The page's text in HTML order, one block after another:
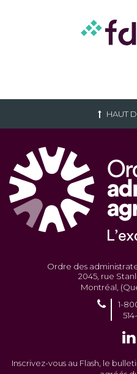
HAUT
Ordre des
2045, rue
Montréal,
1-
Inscrivez-vous au Flash, le